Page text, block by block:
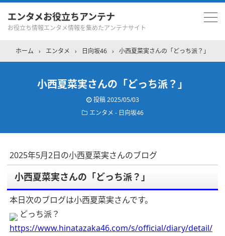
エンタメお役立ちアンテナ
お役立ち情報エンタメ情報を集めたアンテナサイト
ホーム › エンタメ › 日向坂46 › 小西夏菜実さんの「どっち派？」
小西夏菜実さんの「どっち派？」
投稿2025/05/03
エンタメ - 日向坂46
2025年5月2日の小西夏菜実さんのブログ
小西夏菜実さんの「どっち派？」
本日次のブログは小西夏菜実さんです。
どっち派？
https://www.hinatazaka46.com/s/official/diary/detail/